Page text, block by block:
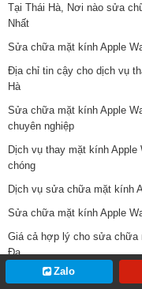
Tại Thái Hà, Nơi nào sửa
Nhất
Sửa chữa mặt kính Apple
Địa chỉ tin cậy cho dịch vụ
Hà
Sửa chữa mặt kính Apple
chuyên nghiệp
Dịch vụ thay mặt kính
chóng
Dịch vụ sửa chữa mặt kính
Sửa chữa mặt kính Apple
Giá cả hợp lý cho sửa chữa
Đa
Sửa chữa màn hình Apple
Zalo